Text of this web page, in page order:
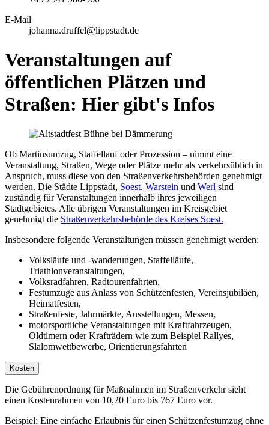
E-Mail
johanna.druffel@lippstadt.de
Veranstaltungen auf
öffentlichen Plätzen und
Straßen: Hier gibt's Infos
Ob Martinsumzug, Staffellauf oder Prozession – nimmt eine
Veranstaltung, Straßen, Wege oder Plätze mehr als verkehrsüblich in
Anspruch, muss diese von den Straßenverkehrsbehörden genehmigt
werden. Die Städte Lippstadt, Soest, Warstein und Werl sind
zuständig für Veranstaltungen innerhalb ihres jeweiligen
Stadtgebietes. Alle übrigen Veranstaltungen im Kreisgebiet
genehmigt die Straßenverkehrsbehörde des Kreises Soest.
Insbesondere folgende Veranstaltungen müssen genehmigt werden:
Volksläufe und -wanderungen, Staffelläufe,
Triathlonveranstaltungen,
Volksradfahren, Radtourenfahrten,
Festumzüge aus Anlass von Schützenfesten, Vereinsjubiläen,
Heimatfesten,
Straßenfeste, Jahrmärkte, Ausstellungen, Messen,
motorsportliche Veranstaltungen mit Kraftfahrzeugen,
Oldtimern oder Krafträdern wie zum Beispiel Rallyes,
Slalomwettbewerbe, Orientierungsfahrten
Kosten
Die Gebührenordnung für Maßnahmen im Straßenverkehr sieht
einen Kostenrahmen von 10,20 Euro bis 767 Euro vor.
Beispiel: Eine einfache Erlaubnis für einen Schützenfestumzug ohne